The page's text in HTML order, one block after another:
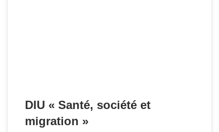
DIU « Santé, société et
migration »